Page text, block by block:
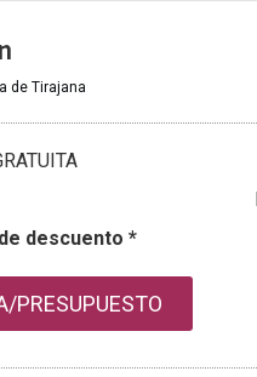
de Tirajana
descuento *
PRESUPUESTO